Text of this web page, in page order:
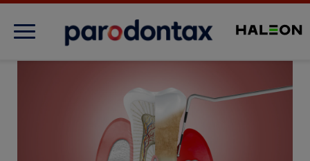
Evaluează sănătatea gingiilor
Despre afecțiunea gingivală